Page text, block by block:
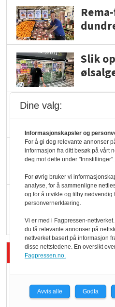
Slik
KI
Q
Siste artikler -
Dine valg:
Informasjonskapsler og
For å gi deg relevante annonser
informasjon fra ditt besøk på vårt
deg mot dette under "Innstillinger".
For øvrig bruker vi
analyse, for å sammenligne
og for å utvikle og tilby nødvendig
personvernerklæring.
Vi er med i Fagpressen-
du få relevante annonser på
nettverket basert på informasjon
disse nettstedene. En oversikt
Fagpressen.no.
Avvis alle Godta